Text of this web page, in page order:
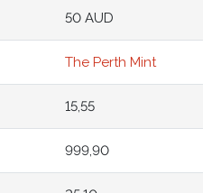
50 AUD
The Perth Mint
15,55
999,90